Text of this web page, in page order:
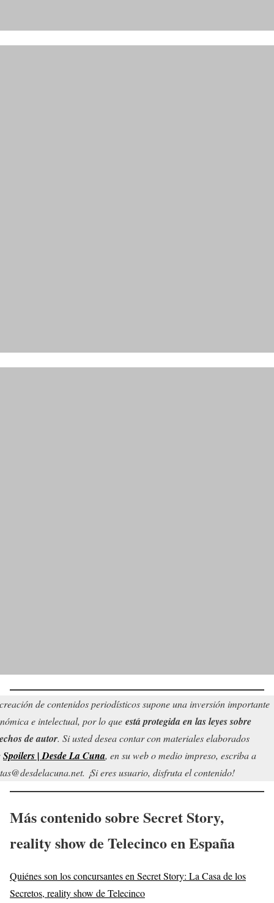
de contenidos periodísticos supone una inversión importante
e intelectual, por lo que está protegida en las leyes sobre
de autor. Si usted desea contar con materiales elaborados
Spoilers | Desde La Cuna, en su web o medio impreso, escriba a
¡Si eres usuario, disfruta el contenido!
Más contenido sobre Secret Story,
reality show de Telecinco en España
Quiénes son los concursantes en Secret Story: La Casa de los
Secretos, reality show de Telecinco